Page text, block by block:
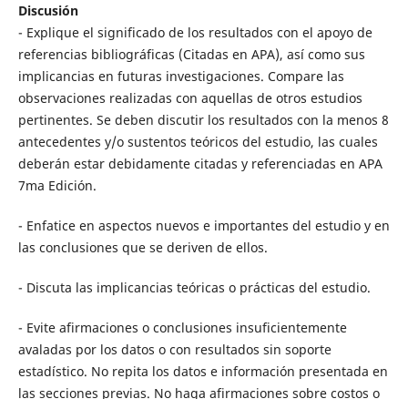
Discusión
- Explique el significado de los resultados con el apoyo de
referencias bibliográficas (Citadas en APA), así como sus
implicancias en futuras investigaciones. Compare las
observaciones realizadas con aquellas de otros estudios
pertinentes. Se deben discutir los resultados con la menos 8
antecedentes y/o sustentos teóricos del estudio, las cuales
deberán estar debidamente citadas y referenciadas en APA
7ma Edición.
- Enfatice en aspectos nuevos e importantes del estudio y en
las conclusiones que se deriven de ellos.
- Discuta las implicancias teóricas o prácticas del estudio.
- Evite afirmaciones o conclusiones insuficientemente
avaladas por los datos o con resultados sin soporte
estadístico. No repita los datos e información presentada en
las secciones previas. No haga afirmaciones sobre costos o